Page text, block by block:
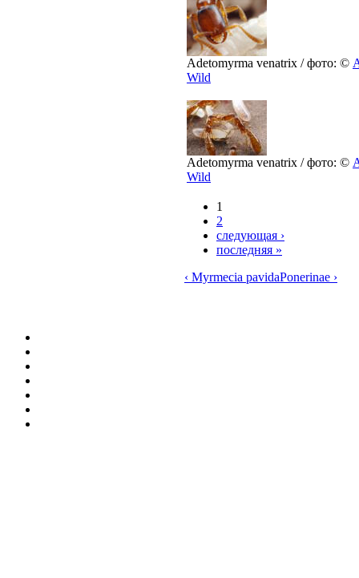
Adetomyrma venatrix / фото: ©
Wild
Adetomyrma venatrix / фото: ©
Wild
1
2
следующая ›
последняя »
‹ Myrmecia pavidaPonerinae ›